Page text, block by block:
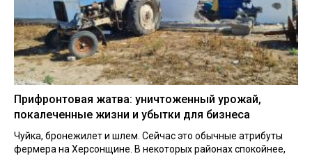
Прифронтовая жатва: уничтоженный урожай,
покалеченные жизни и убытки для бизнеса
Чуйка, бронежилет и шлем. Сейчас это обычные атрибуты
фермера на Херсонщине. В некоторых районах спокойнее,